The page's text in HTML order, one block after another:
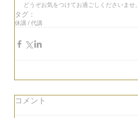
どうぞお気をつけてお過ごしくださいませ。
タグ：
休講 / 代講
コメント